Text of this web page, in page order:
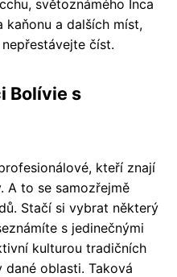
světoznámého Inca
kaňonu a dalších míst,
číst.
Bolívie s
kteří znají
A to se samozřejmě
Stačí si vybrat některý
s jedinečnými
kulturou tradičních
oblasti. Taková